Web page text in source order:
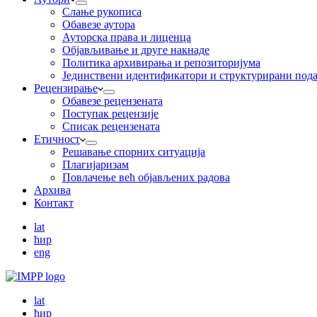
Слање рукописа
Обавезе аутора
Ауторска права и лиценца
Објављивање и друге накнаде
Политика архивирања и репозиторијума
Јединствени идентификатори и структурирани
Рецензирање
Обавезе рецензената
Поступак рецензије
Списак рецензената
Етичност
Рeшaвaњe спорних ситуација
Плагијаризам
Повлачење већ објављених радова
Архива
Контакт
lat
ћир
eng
lat
ћир